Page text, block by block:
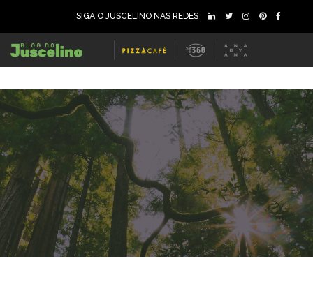
SIGA O JUSCELINO NAS REDES